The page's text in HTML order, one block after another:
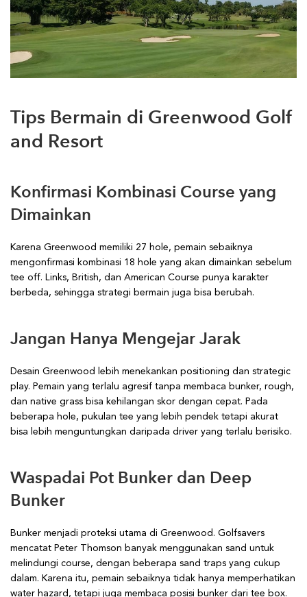
Tips Bermain di Greenwood Golf
and Resort
Konfirmasi Kombinasi Course yang
Dimainkan
Karena Greenwood memiliki 27 hole, pemain sebaiknya
mengonfirmasi kombinasi 18 hole yang akan dimainkan sebelum
tee off. Links, British, dan American Course punya karakter
berbeda, sehingga strategi bermain juga bisa berubah.
Jangan Hanya Mengejar Jarak
Desain Greenwood lebih menekankan positioning dan strategic
play. Pemain yang terlalu agresif tanpa membaca bunker, rough,
dan native grass bisa kehilangan skor dengan cepat. Pada
beberapa hole, pukulan tee yang lebih pendek tetapi akurat
bisa lebih menguntungkan daripada driver yang terlalu berisiko.
Waspadai Pot Bunker dan Deep
Bunker
Bunker menjadi proteksi utama di Greenwood. Golfsavers
mencatat Peter Thomson banyak menggunakan sand untuk
melindungi course, dengan beberapa sand traps yang cukup
dalam. Karena itu, pemain sebaiknya tidak hanya memperhatikan
water hazard, tetapi juga membaca posisi bunker dari tee box.